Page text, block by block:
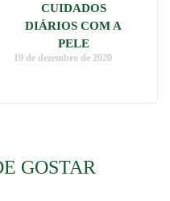
CUIDADOS
DIÁRIOS COM A
PELE
19 de dezembro de 2020
GOSTAR